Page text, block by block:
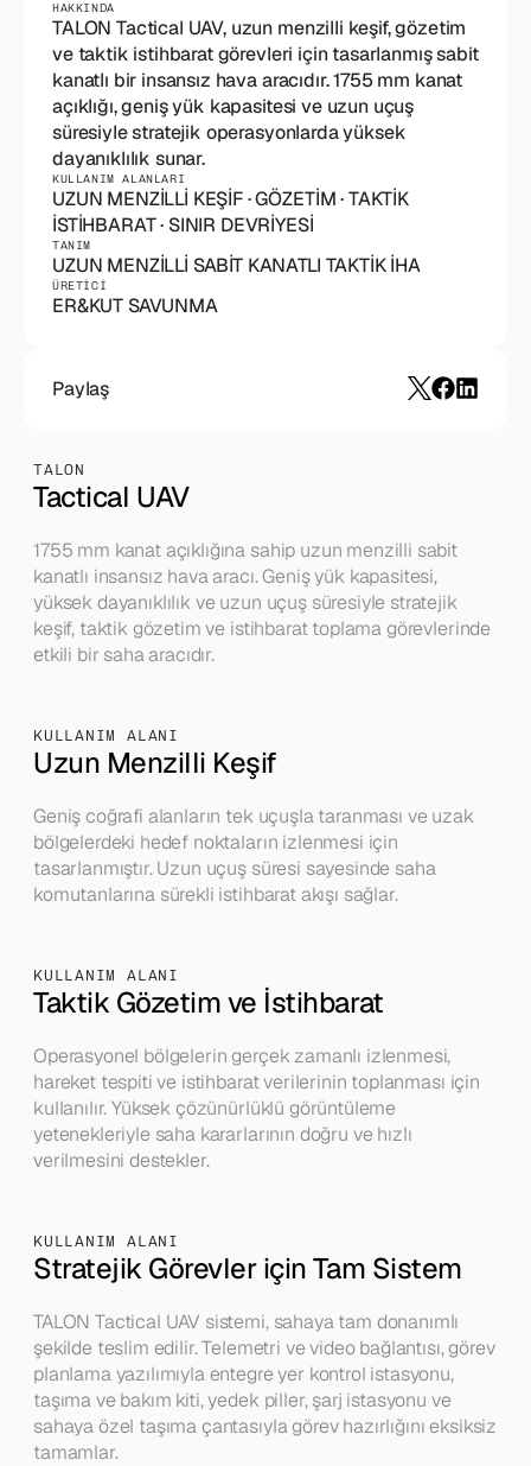
Uçtan uca yazılım, donanım geliştirme ve test.
ÜRETİM
Kablaj Üretimi
Askeri standartlara uygun kablaj tasarımı ve
üretimi.
Elektromekanik Üretim
Termal analizden sızdırmazlık testine, entegre
elektromekanik kutu üretimi.
Maket Sistem Üretimi
eğitim altyapısı tasarım ve üretimi.
Keşif, lojistik ve müdahale için hava araçları.
alın.
Entegre Yönetim Sistemi
Entegre yönetim sistemimizi tanıyın
Bilgi Yönetim Politikası
Bilgi yönetim politikamızı inceleyin.
Belgelerimiz
Belgelerimizi inceleyin.
HAKKINDA
TALON Tactical UAV, uzun menzilli keşif, gözetim
ve taktik istihbarat görevleri için tasarlanmış sabit
kanatlı bir insansız hava aracıdır. 1755 mm kanat
açıklığı, geniş yük kapasitesi ve uzun uçuş
süresiyle stratejik operasyonlarda yüksek
dayanıklılık sunar.
KULLANIM ALANLARI
UZUN MENZİLLİ KEŞİF · GÖZETİM · TAKTİK
TANIM
UZUN MENZİLLİ SABİT KANATLI TAKTİK İHA
ÜRETİCİ
ER&KUT SAVUNMA
Paylaş
TALON
Tactical UAV
1755 mm kanat açıklığına sahip uzun menzilli sabit
kanatlı insansız hava aracı. Geniş yük kapasitesi,
yüksek dayanıklılık ve uzun uçuş süresiyle stratejik
keşif, taktik gözetim ve istihbarat toplama görevlerinde
etkili bir saha aracıdır.
KULLANIM ALANI
Uzun Menzilli Keşif
Geniş coğrafi alanların tek uçuşla taranması ve uzak
bölgelerdeki hedef noktaların izlenmesi için
tasarlanmıştır. Uzun uçuş süresi sayesinde saha
komutanlarına sürekli istihbarat akışı sağlar.
KULLANIM ALANI
Taktik Gözetim ve İstihbarat
Operasyonel bölgelerin gerçek zamanlı izlenmesi,
hareket tespiti ve istihbarat verilerinin toplanması için
kullanılır. Yüksek çözünürlüklü görüntüleme
yetenekleriyle saha kararlarının doğru ve hızlı
verilmesini destekler.
KULLANIM ALANI
Stratejik Görevler için Tam Sistem
TALON Tactical UAV sistemi, sahaya tam donanımlı
şekilde teslim edilir. Telemetri ve video bağlantısı, görev
planlama yazılımıyla entegre yer kontrol istasyonu,
taşıma ve bakım kiti, yedek piller, şarj istasyonu ve
sahaya özel taşıma çantasıyla görev hazırlığını eksiksiz
tamamlar.